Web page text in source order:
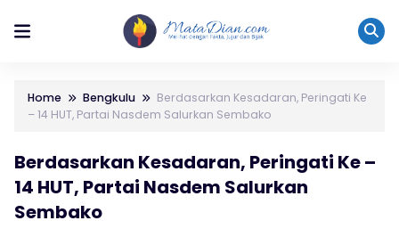
Home Bengkulu
Berdasarkan Kesadaran, Peringati Ke
– 14 HUT, Partai Nasdem Salurkan Sembako
Berdasarkan Kesadaran, Peringati Ke –
14 HUT, Partai Nasdem Salurkan
Sembako